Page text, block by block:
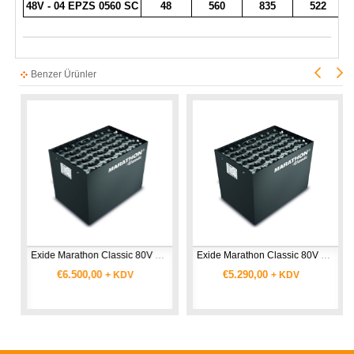
48V - 04 EPZS 0560 SC 48 560 835 522
Benzer Ürünler
Exide Marathon Classic 80V 05 EPzS 0775 SC - 80V 775 Ah EPzS Akü
€6.500,00 + KDV
Exide Marathon Classic 80V 05 EPzS 0625 SC - 80V 625 Ah EPzS Akü
€5.290,00 + KDV